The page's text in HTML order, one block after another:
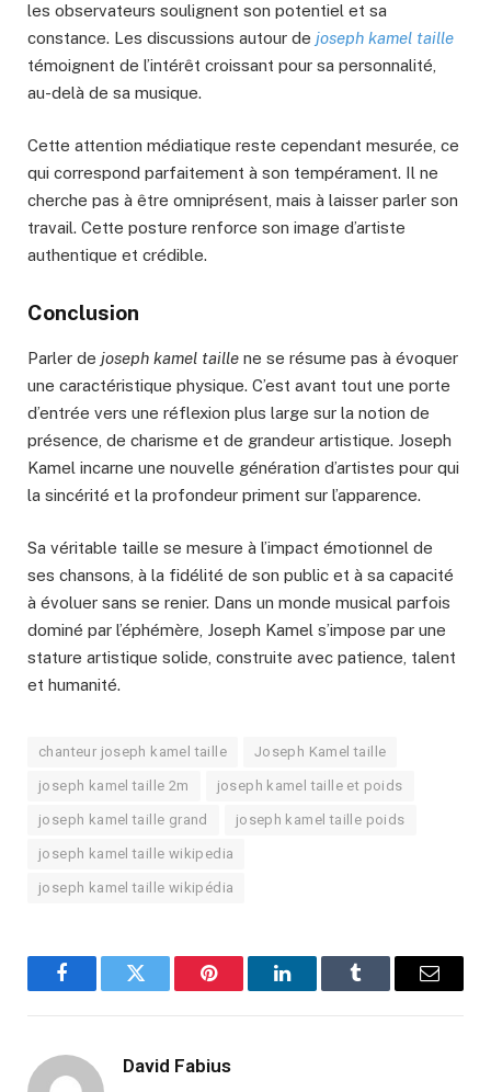
les observateurs soulignent son potentiel et sa
constance. Les discussions autour de joseph kamel taille
témoignent de l’intérêt croissant pour sa personnalité,
au-delà de sa musique.
Cette attention médiatique reste cependant mesurée, ce
qui correspond parfaitement à son tempérament. Il ne
cherche pas à être omniprésent, mais à laisser parler son
travail. Cette posture renforce son image d’artiste
authentique et crédible.
Conclusion
Parler de joseph kamel taille ne se résume pas à évoquer
une caractéristique physique. C’est avant tout une porte
d’entrée vers une réflexion plus large sur la notion de
présence, de charisme et de grandeur artistique. Joseph
Kamel incarne une nouvelle génération d’artistes pour qui
la sincérité et la profondeur priment sur l’apparence.
Sa véritable taille se mesure à l’impact émotionnel de
ses chansons, à la fidélité de son public et à sa capacité
à évoluer sans se renier. Dans un monde musical parfois
dominé par l’éphémère, Joseph Kamel s’impose par une
stature artistique solide, construite avec patience, talent
et humanité.
chanteur joseph kamel taille Joseph Kamel taille
joseph kamel taille 2m joseph kamel taille et poids
joseph kamel taille grand joseph kamel taille poids
joseph kamel taille wikipedia
joseph kamel taille wikipédia
FacebookTwitter Pinterest LinkedInTumblr Email
David Fabius